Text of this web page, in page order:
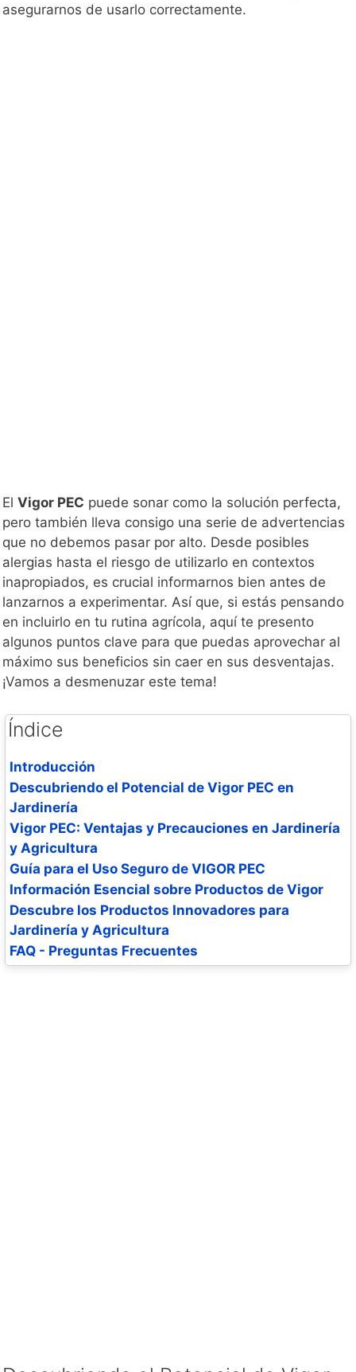
asegurarnos de usarlo correctamente.
El Vigor PEC puede sonar como la solución perfecta,
pero también lleva consigo una serie de advertencias
que no debemos pasar por alto. Desde posibles
alergias hasta el riesgo de utilizarlo en contextos
inapropiados, es crucial informarnos bien antes de
lanzarnos a experimentar. Así que, si estás pensando
en incluirlo en tu rutina agrícola, aquí te presento
algunos puntos clave para que puedas aprovechar al
máximo sus beneficios sin caer en sus desventajas.
¡Vamos a desmenuzar este tema!
Índice
Introducción
Descubriendo el Potencial de Vigor PEC en
Jardinería
Vigor PEC: Ventajas y Precauciones en Jardinería
y Agricultura
Guía para el Uso Seguro de VIGOR PEC
Información Esencial sobre Productos de Vigor
Descubre los Productos Innovadores para
Jardinería y Agricultura
FAQ - Preguntas Frecuentes